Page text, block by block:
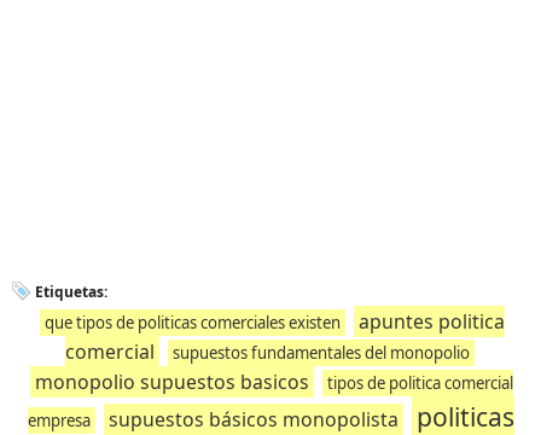
Etiquetas:
que tipos de politicas comerciales existen
apuntes politica
comercial
supuestos fundamentales del monopolio
monopolio supuestos basicos
tipos de politica comercial
empresa
supuestos básicos monopolista
politicas